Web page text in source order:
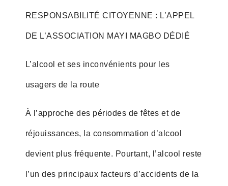
RESPONSABILITÉ CITOYENNE : L’APPEL
DE L’ASSOCIATION MAYI MAGBO DÉDIÉ
L’alcool et ses inconvénients pour les
usagers de la route
À l’approche des périodes de fêtes et de
réjouissances, la consommation d’alcool
devient plus fréquente. Pourtant, l’alcool reste
l’un des principaux facteurs d’accidents de la